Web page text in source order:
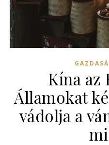
Kína az
Államokat
vádolja a